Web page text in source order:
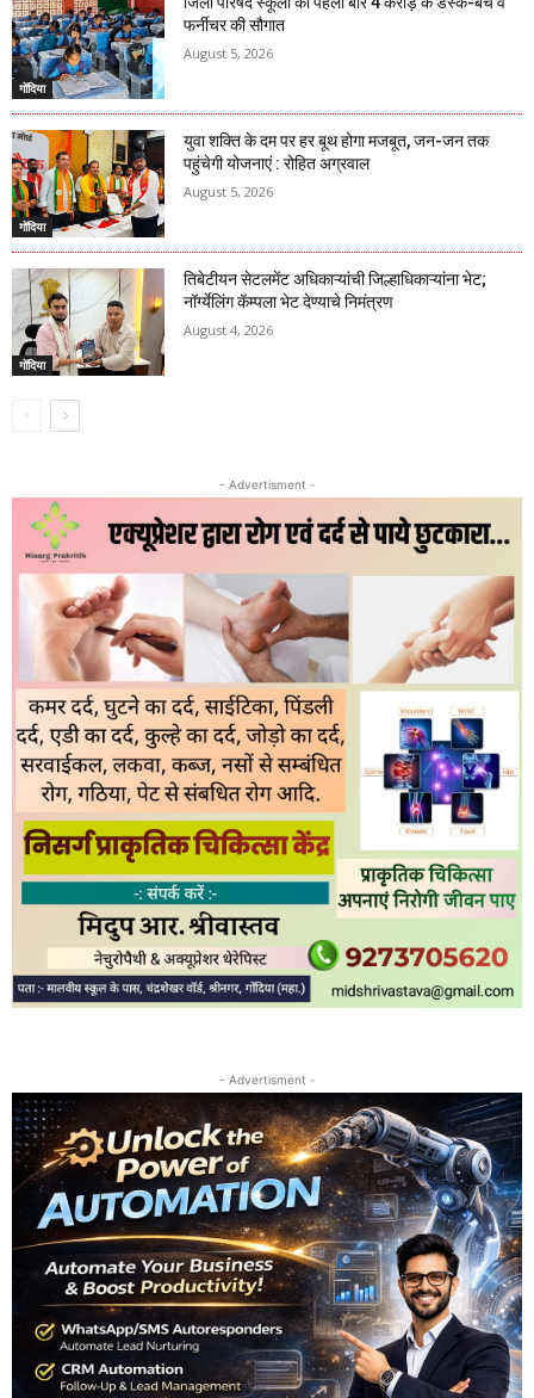
गोंदिया
फर्नीचर की सौगात
August 5, 2026
गोंदिया
युवा शक्ति के दम पर हर बूथ होगा मजबूत, जन-जन तक
पहुंचेगी योजनाएं : रोहित अग्रवाल
August 5, 2026
गोंदिया
तिबेटीयन सेटलमेंट अधिकाऱ्यांची जिल्हाधिकाऱ्यांना भेट;
नॉर्ग्येलिंग कॅम्पला भेट देण्याचे निमंत्रण
August 4, 2026
- Advertisment -
- Advertisment -